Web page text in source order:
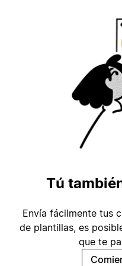
Tú
Envía fácilmente tus
de plantillas, es
que te